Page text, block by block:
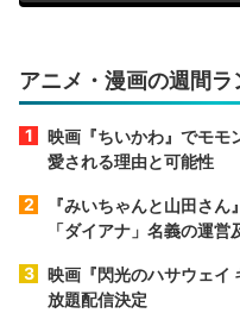
アニメ・漫画の週間ラ
映画『ちいかわ』でモモ
愛される理由と可能性
『みいちゃんと山田さ
「ダイアナ」名義の運
映画『閃光のハサウェ
放題配信決定